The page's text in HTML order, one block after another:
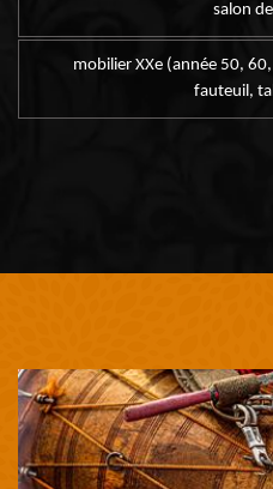
salon
mobilier XXe (année 50,
fauteuil,